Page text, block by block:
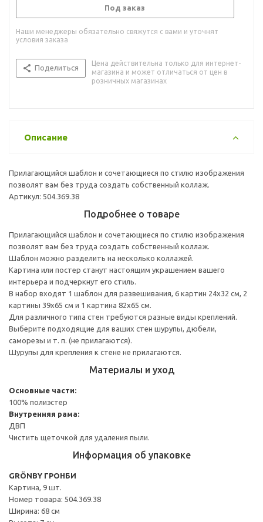
Под заказ
Наши менеджеры обязательно свяжутся с вами и уточнят
условия заказа
Поделиться
Цена действительна только для интернет-
магазина и может отличаться от цен в
розничных магазинах
Описание
Прилагающийся шаблон и сочетающиеся по стилю изображения
позволят вам без труда создать собственный коллаж.
Артикул: 504.369.38
Подробнее о товаре
Прилагающийся шаблон и сочетающиеся по стилю изображения
позволят вам без труда создать собственный коллаж.
Шаблон можно разделить на несколько коллажей.
Картина или постер станут настоящим украшением вашего
интерьера и подчеркнут его стиль.
В набор входят 1 шаблон для развешивания, 6 картин 24x32 см, 2
картины 39x65 см и 1 картина 82x65 см.
Для различного типа стен требуются разные виды креплений.
Выберите подходящие для ваших стен шурупы, дюбели,
саморезы и т. п. (не прилагаются).
Шурупы для крепления к стене не прилагаются.
Материалы и уход
Основные части:
100% полиэстер
Внутренняя рама:
ДВП
Чистить щеточкой для удаления пыли.
Информация об упаковке
GRÖNBY ГРОНБИ
Картина, 9 шт.
Номер товара: 504.369.38
Ширина: 68 см